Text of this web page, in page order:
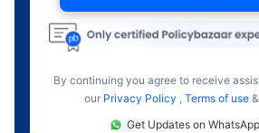
By continuing you agree to receive
our Privacy Policy , Terms of use
Get Updates on WhatsApp